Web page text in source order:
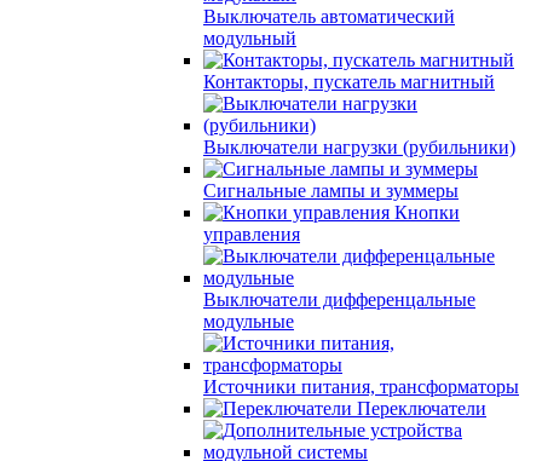
Выключатель автоматический
модульный
Контакторы, пускатель магнитный
Выключатели нагрузки (рубильники)
Сигнальные лампы и зуммеры
Кнопки
управления
Выключатели дифференцальные
модульные
Источники питания, трансформаторы
Переключатели